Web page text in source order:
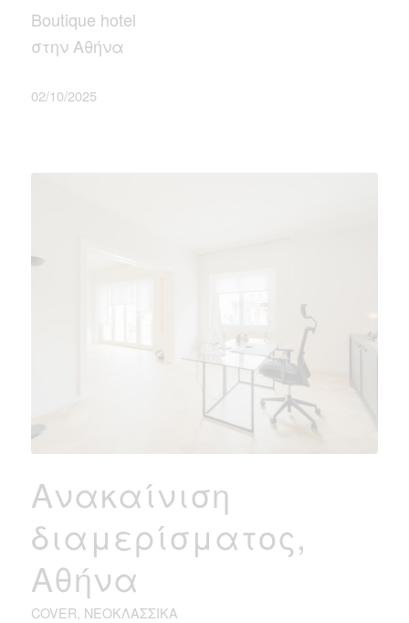
Boutique hotel
στην Αθήνα
02/10/2025
Ανακαίνιση
διαμερίσματος,
Αθήνα
COVER ΝΕΟΚΛΑΣΣΙΚΆ